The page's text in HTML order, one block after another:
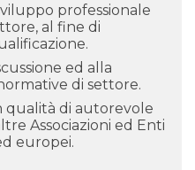
professionale
al fine di
ed alla
di settore.
qualità di autorevole
Associazioni ed Enti
europei.